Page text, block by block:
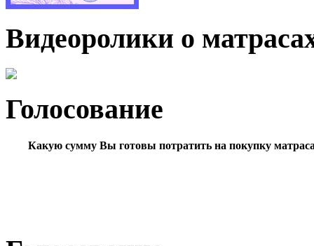
Видеоролики о
Голосование
Какую сумму Вы готовы потратить на покупку